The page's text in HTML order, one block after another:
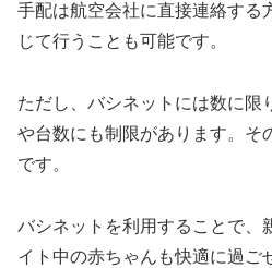
手配は航空会社に直接連絡する
じて行うことも可能です。
ただし、バシネットには数に限
や台数にも制限があります。そ
です。
バシネットを利用することで、
イト中の赤ちゃんも快適に過ご